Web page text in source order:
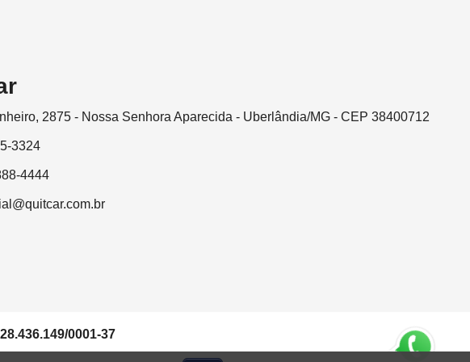
2875 - Nossa Senhora Aparecida - Uberlândia/MG - CEP 38400712
3324
4444
0001-37